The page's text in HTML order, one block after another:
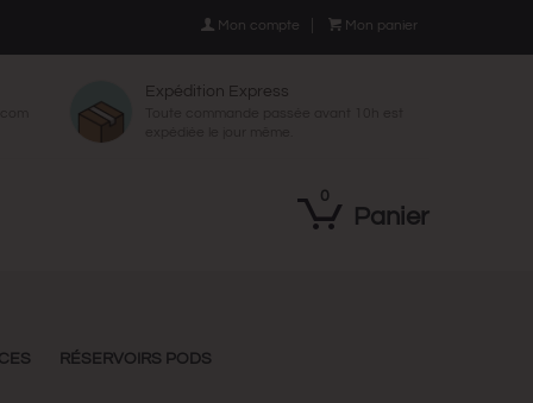
 Mon compte  Mon panier
Expédition Express
Panier
0
RÉSERVOIRS PODS